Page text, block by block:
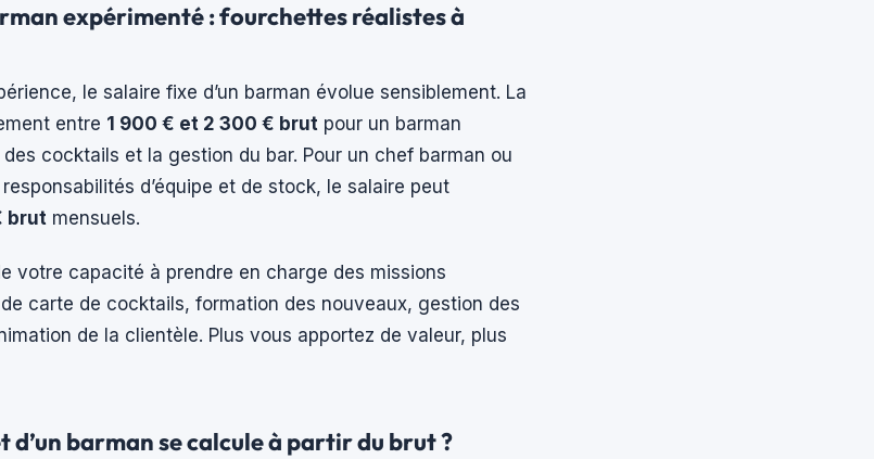
expérimenté : fourchettes réalistes à
le salaire fixe d’un barman évolue sensiblement. La
entre 1 900 € et 2 300 € brut pour un barman
cocktails et la gestion du bar. Pour un chef barman ou
d’équipe et de stock, le salaire peut
brut mensuels.
votre capacité à prendre en charge des missions
carte de cocktails, formation des nouveaux, gestion des
de la clientèle. Plus vous apportez de valeur, plus
d’un barman se calcule à partir du brut ?